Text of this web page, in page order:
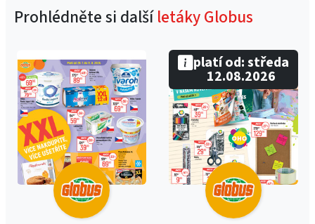
Prohlédněte si dalšíletáky Globus
platí od: středa
12.08.2026